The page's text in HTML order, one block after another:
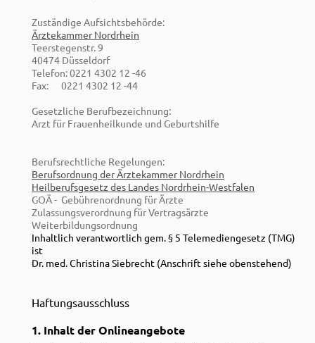
Zuständige Aufsichtsbehörde:
Ärztekammer Nordrhein
Teerstegenstr. 9
40474 Düsseldorf
Telefon: 0221 4302 12 -46
Fax: 0221 4302 12 -44
Gesetzliche Berufbezeichnung:
Arzt für Frauenheilkunde und Geburtshilfe
Berufsrechtliche Regelungen:
Berufsordnung der Ärztekammer Nordrhein
Heilberufsgesetz des Landes Nordrhein-Westfalen
GOÄ - Gebührenordnung für Ärzte
Zulassungsverordnung für Vertragsärzte
Weiterbildungsordnung
Inhaltlich verantwortlich gem. § 5 Telemediengesetz (TMG)
ist
Dr. med. Christina Siebrecht (Anschrift siehe obenstehend)
Haftungsausschluss
1. Inhalt der Onlineangebote